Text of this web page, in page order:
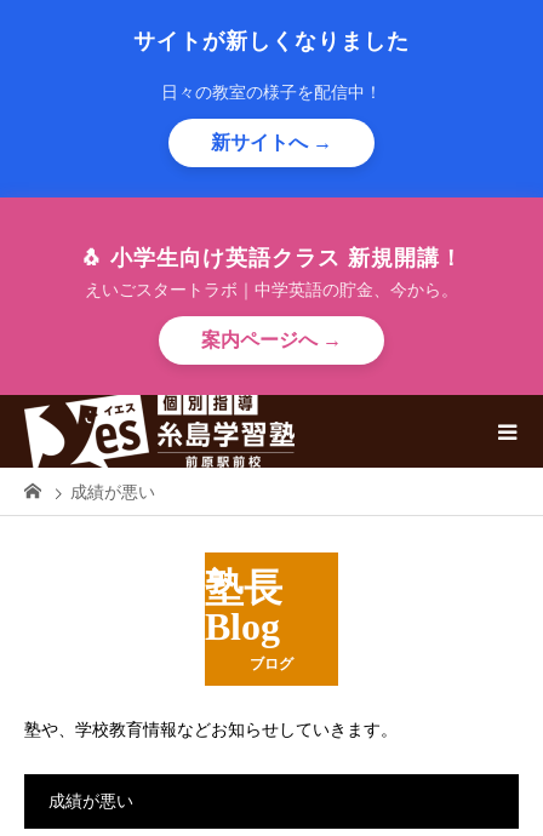
サイトが新しくなりました
日々の教室の様子を配信中！
新サイトへ →
🐧 小学生向け英語クラス 新規開講！
えいごスタートラボ｜中学英語の貯金、今から。
案内ページへ →
成績が悪い
塾長
Blog
ブログ
塾や、学校教育情報などお知らせしていきます。
成績が悪い